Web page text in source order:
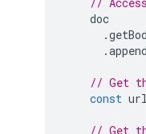
doc
.
.
// Get
const url
// Get